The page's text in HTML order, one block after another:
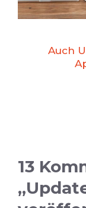
Auch
13